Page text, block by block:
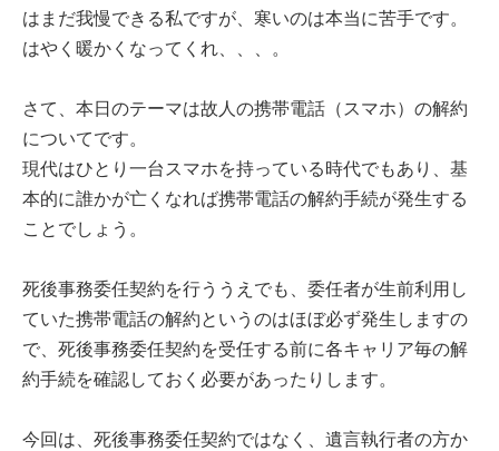
はまだ我慢できる私ですが、寒いのは本当に苦手です。
はやく暖かくなってくれ、、、。
さて、本日のテーマは故人の携帯電話（スマホ）の解約
についてです。
現代はひとり一台スマホを持っている時代でもあり、基
本的に誰かが亡くなれば携帯電話の解約手続が発生する
ことでしょう。
死後事務委任契約を行ううえでも、委任者が生前利用し
ていた携帯電話の解約というのはほぼ必ず発生しますの
で、死後事務委任契約を受任する前に各キャリア毎の解
約手続を確認しておく必要があったりします。
今回は、死後事務委任契約ではなく、遺言執行者の方か